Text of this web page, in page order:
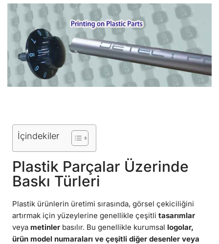
İçindekiler
Plastik Parçalar Üzerinde
Baskı Türleri
Plastik ürünlerin üretimi sırasında, görsel çekiciliğini
artırmak için yüzeylerine genellikle çeşitli tasarımlar
veya metinler basılır. Bu genellikle kurumsal logolar,
ürün model numaraları ve çeşitli diğer desenler veya